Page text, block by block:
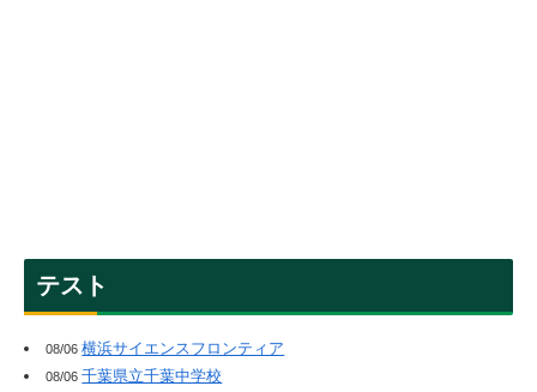
テスト
08/06横浜サイエンスフロンティア
08/06千葉県立千葉中学校